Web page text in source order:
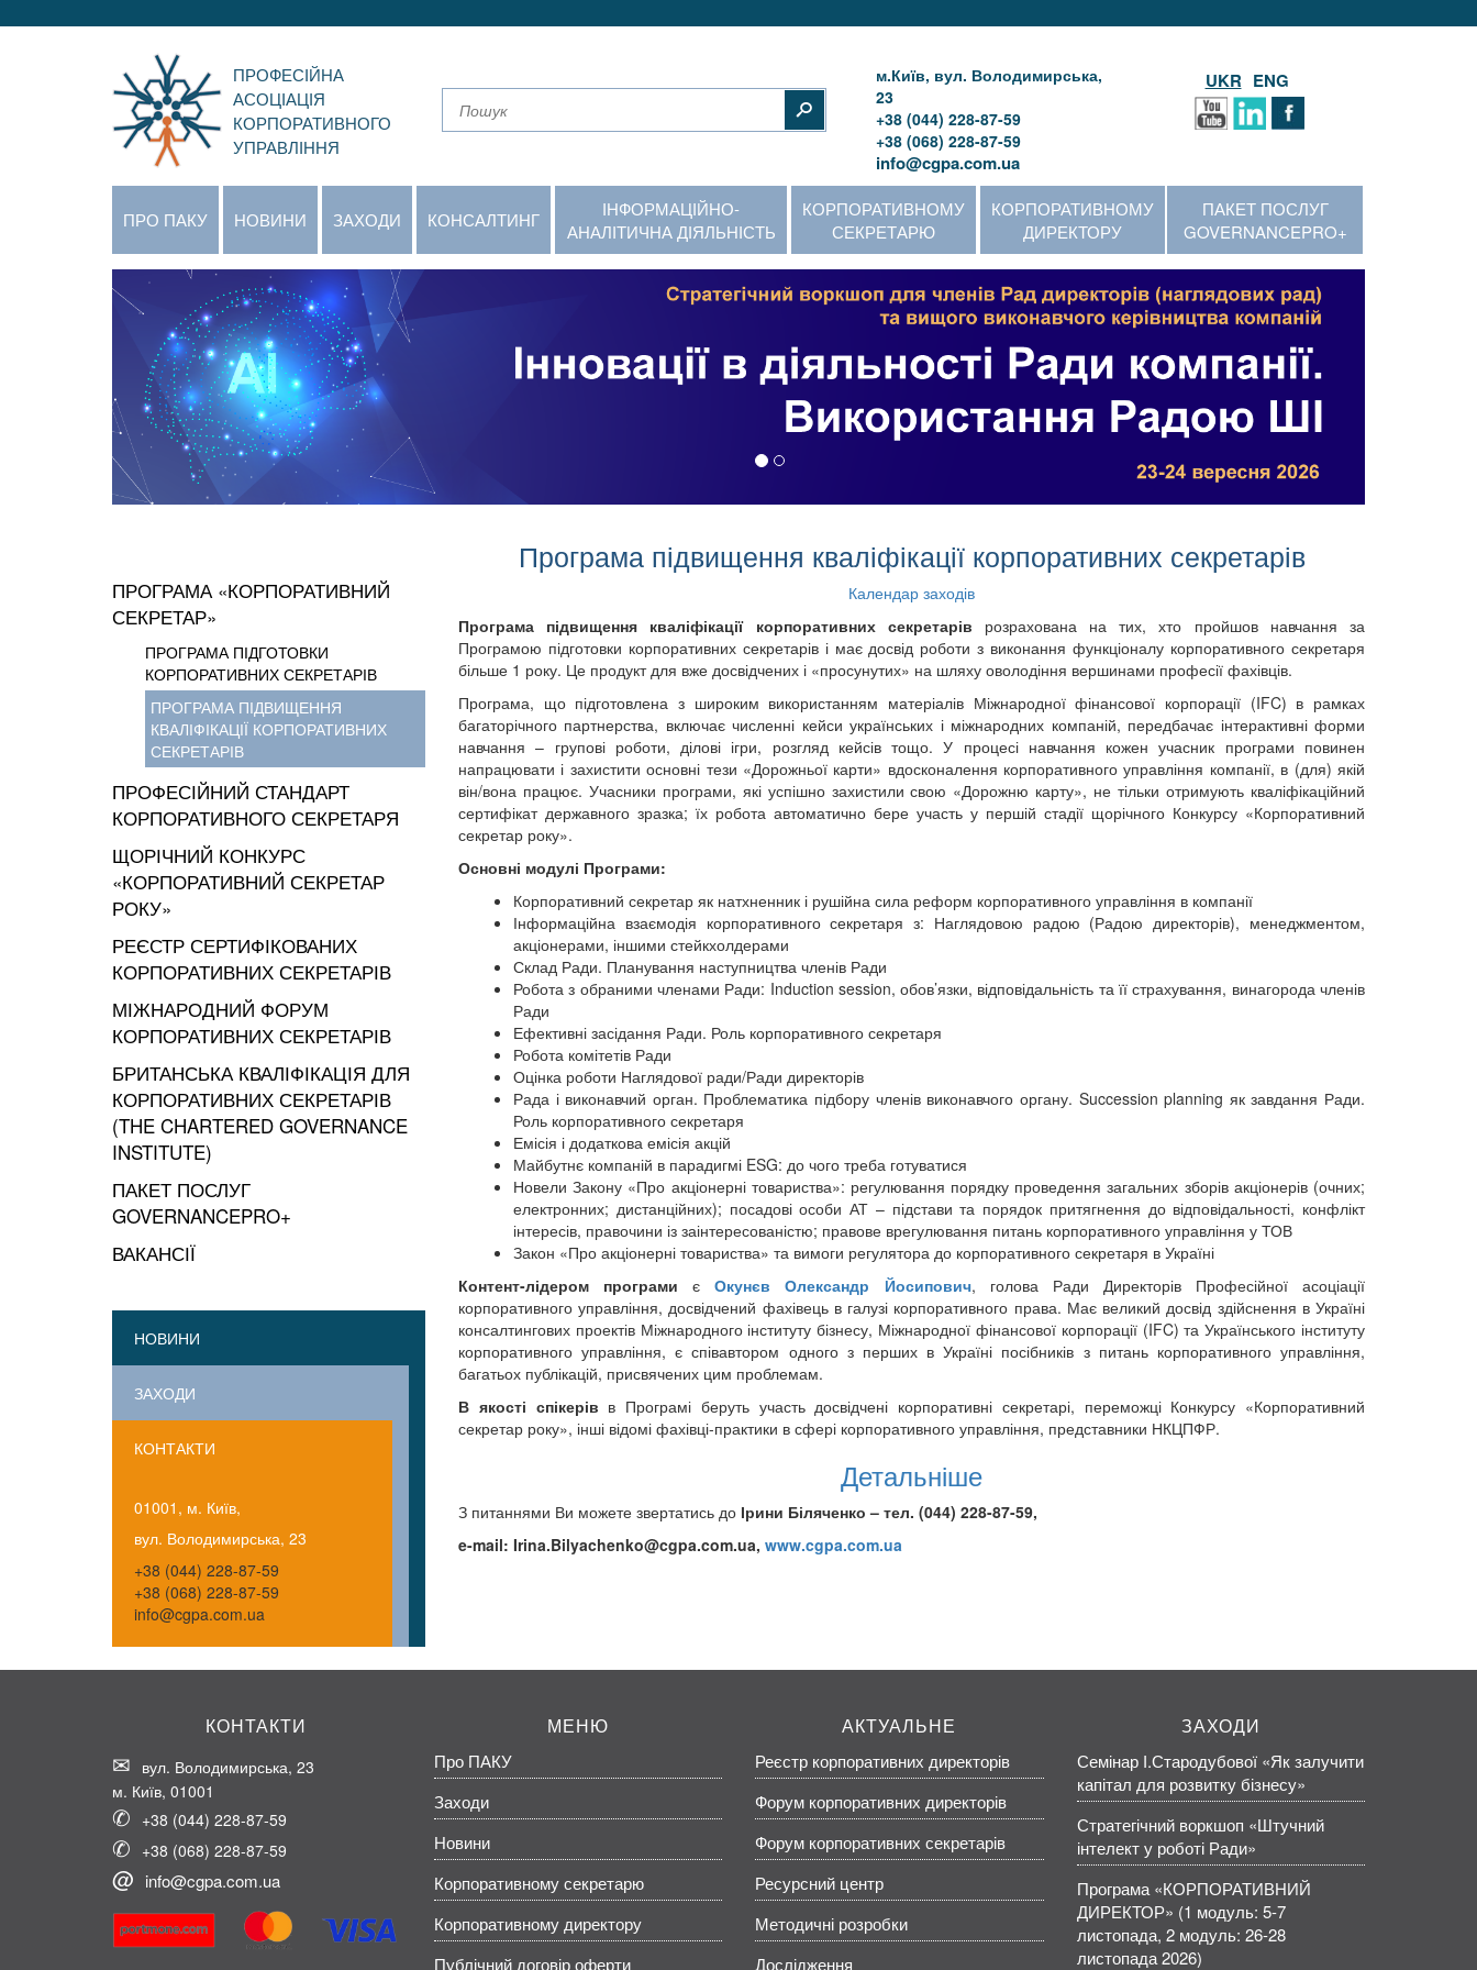
ПРОФЕСІЙНА
АСОЦІАЦІЯ
КОРПОРАТИВНОГО
УПРАВЛІННЯ
м.Київ, вул. Володимирська,
23
+38 (044) 228-87-59
+38 (068) 228-87-59
info@cgpa.com.ua
UKR ENG
ПРО ПАКУ НОВИНИ ЗАХОДИ КОНСАЛТИНГ
ІНФОРМАЦІЙНО-
АНАЛІТИЧНА ДІЯЛЬНІСТЬ
КОРПОРАТИВНОМУ
СЕКРЕТАРЮ
КОРПОРАТИВНОМУ
ДИРЕКТОРУ
ПАКЕТ ПОСЛУГ
GOVERNANCEPRO+
ПРОГРАМА «КОРПОРАТИВНИЙ
СЕКРЕТАР»
ПРОГРАМА ПІДГОТОВКИ
КОРПОРАТИВНИХ СЕКРЕТАРІВ
ПРОГРАМА ПІДВИЩЕННЯ
КВАЛІФІКАЦІЇ КОРПОРАТИВНИХ
СЕКРЕТАРІВ
ПРОФЕСІЙНИЙ СТАНДАРТ
КОРПОРАТИВНОГО СЕКРЕТАРЯ
ЩОРІЧНИЙ КОНКУРС
«КОРПОРАТИВНИЙ СЕКРЕТАР
РОКУ»
РЕЄСТР СЕРТИФІКОВАНИХ
КОРПОРАТИВНИХ СЕКРЕТАРІВ
МІЖНАРОДНИЙ ФОРУМ
КОРПОРАТИВНИХ СЕКРЕТАРІВ
БРИТАНСЬКА КВАЛІФІКАЦІЯ ДЛЯ
КОРПОРАТИВНИХ СЕКРЕТАРІВ
(THE CHARTERED GOVERNANCE
INSTITUTE)
ПАКЕТ ПОСЛУГ
GOVERNANCEPRO+
ВАКАНСІЇ
НОВИНИ
ЗАХОДИ
КОНТАКТИ
01001, м. Київ,
вул. Володимирська, 23
+38 (044) 228-87-59
+38 (068) 228-87-59
info@cgpa.com.ua
Програма підвищення кваліфікації корпоративних секретарів
Календар заходів
Програма підвищення кваліфікації корпоративних секретарів розрахована на тих, хто пройшов навчання за
Програмою підготовки корпоративних секретарів і має досвід роботи з виконання функціоналу корпоративного секретаря
більше 1 року. Це продукт для вже досвідчених і «просунутих» на шляху оволодіння вершинами професії фахівців.
Програма, що підготовлена з широким використанням матеріалів Міжнародної фінансової корпорації (IFC) в рамках
багаторічного партнерства, включає численні кейси українських і міжнародних компаній, передбачає інтерактивні форми
навчання – групові роботи, ділові ігри, розгляд кейсів тощо. У процесі навчання кожен учасник програми повинен
напрацювати і захистити основні тези «Дорожньої карти» вдосконалення корпоративного управління компанії, в (для) якій
він/вона працює. Учасники програми, які успішно захистили свою «Дорожню карту», не тільки отримують кваліфікаційний
сертифікат державного зразка; їх робота автоматично бере участь у першій стадії щорічного Конкурсу «Корпоративний
секретар року».
Основні модулі Програми:
Корпоративний секретар як натхненник і рушійна сила реформ корпоративного управління в компанії
Інформаційна взаємодія корпоративного секретаря з: Наглядовою радою (Радою директорів), менеджментом,
акціонерами, іншими стейкхолдерами
Склад Ради. Планування наступництва членів Ради
Робота з обраними членами Ради: Induction session, обов’язки, відповідальність та її страхування, винагорода членів
Ради
Ефективні засідання Ради. Роль корпоративного секретаря
Робота комітетів Ради
Оцінка роботи Наглядової ради/Ради директорів
Рада і виконавчий орган. Проблематика підбору членів виконавчого органу. Succession planning як завдання Ради.
Роль корпоративного секретаря
Емісія і додаткова емісія акцій
Майбутнє компаній в парадигмі ESG: до чого треба готуватися
Новели Закону «Про акціонерні товариства»: регулювання порядку проведення загальних зборів акціонерів (очних;
електронних; дистанційних); посадові особи АТ – підстави та порядок притягнення до відповідальності, конфлікт
інтересів, правочини із заінтересованістю; правове врегулювання питань корпоративного управління у ТОВ
Закон «Про акціонерні товариства» та вимоги регулятора до корпоративного секретаря в Україні
Контент-лідером програми єОкунєв Олександр Йосипович, голова Ради Директорів Професійної асоціації
корпоративного управління, досвідчений фахівець в галузі корпоративного права. Має великий досвід здійснення в Україні
консалтингових проектів Міжнародного інституту бізнесу, Міжнародної фінансової корпорації (IFC) та Українського інституту
корпоративного управління, є співавтором одного з перших в Україні посібників з питань корпоративного управління,
багатьох публікацій, присвячених цим проблемам.
В якості спікерів в Програмі беруть участь досвідчені корпоративні секретарі, переможці Конкурсу «Корпоративний
секретар року», інші відомі фахівці-практики в сфері корпоративного управління, представники НКЦПФР.
Детальніше
З питаннями Ви можете звертатись до Ірини Біляченко – тел. (044) 228-87-59,
e-mail: Irina.Bilyachenko@cgpa.com.ua, www.cgpa.com.ua
КОНТАКТИ
вул. Володимирська, 23
м. Київ, 01001
+38 (044) 228-87-59
+38 (068) 228-87-59
info@cgpa.com.ua
МЕНЮ
Про ПАКУ
Заходи
Новини
Корпоративному секретарю
Корпоративному директору
Публічний договір оферти
АКТУАЛЬНЕ
Реєстр корпоративних директорів
Форум корпоративних директорів
Форум корпоративних секретарів
Ресурсний центр
Методичні розробки
Дослідження
ЗАХОДИ
Семінар І.Стародубової «Як залучити
капітал для розвитку бізнесу»
Стратегічний воркшоп «Штучний
інтелект у роботі Ради»
Програма «КОРПОРАТИВНИЙ
ДИРЕКТОР» (1 модуль: 5-7
листопада, 2 модуль: 26-28
листопада 2026)